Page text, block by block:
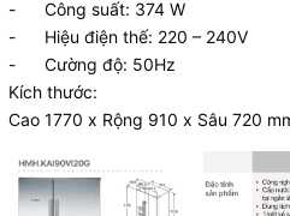
- Công suất: 374 W
- Hiệu điện thế: 220 – 240V
- Cường độ: 50Hz
Kích thước:
Cao 1770 x Rộng 910 x Sâu 720